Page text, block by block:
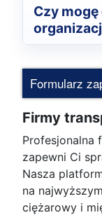
Czy
Formularz
Firmy
Profesjonalna
zapewni Ci
Nasza
na
ciężarowy i